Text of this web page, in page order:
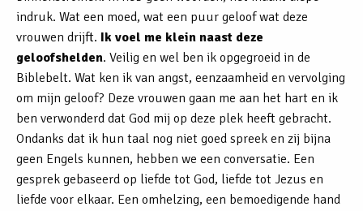
indruk. Wat een moed, wat een puur geloof wat deze
vrouwen drijft. Ik voel me klein naast deze
geloofshelden. Veilig en wel ben ik opgegroeid in de
Biblebelt. Wat ken ik van angst, eenzaamheid en vervolging
om mijn geloof? Deze vrouwen gaan me aan het hart en ik
ben verwonderd dat God mij op deze plek heeft gebracht.
Ondanks dat ik hun taal nog niet goed spreek en zij bijna
geen Engels kunnen, hebben we een conversatie. Een
gesprek gebaseerd op liefde tot God, liefde tot Jezus en
liefde voor elkaar. Een omhelzing, een bemoedigende hand